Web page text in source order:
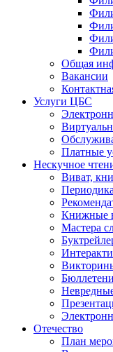
Общая
Вакансии
Услуги ЦБС
Платные
Нескучное
Виват,
Периодика
Книжные
Мастера
Бюллетени
Отечество
План